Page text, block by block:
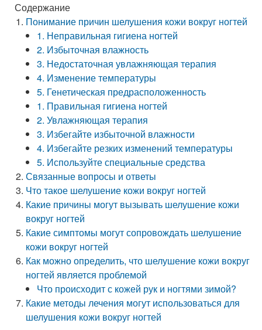
Содержание
Понимание причин шелушения кожи вокруг ногтей
1. Неправильная гигиена ногтей
2. Избыточная влажность
3. Недостаточная увлажняющая терапия
4. Изменение температуры
5. Генетическая предрасположенность
1. Правильная гигиена ногтей
2. Увлажняющая терапия
3. Избегайте избыточной влажности
4. Избегайте резких изменений температуры
5. Используйте специальные средства
Связанные вопросы и ответы
Что такое шелушение кожи вокруг ногтей
Какие причины могут вызывать шелушение кожи
вокруг ногтей
Какие симптомы могут сопровождать шелушение
кожи вокруг ногтей
Как можно определить, что шелушение кожи вокруг
ногтей является проблемой
Что происходит с кожей рук и ногтями зимой?
Какие методы лечения могут использоваться для
шелушения кожи вокруг ногтей